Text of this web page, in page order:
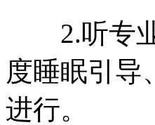
2.听专业
度睡眠引导
进行。